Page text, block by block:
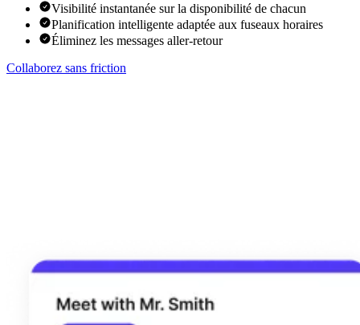
Visibilité instantanée sur la disponibilité de chacun
Planification intelligente adaptée aux fuseaux horaires
Éliminez les messages aller-retour
Collaborez sans friction